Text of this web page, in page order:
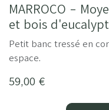
MARROCO -
et bois
Petit banc tressé en
espace.
59,00 €